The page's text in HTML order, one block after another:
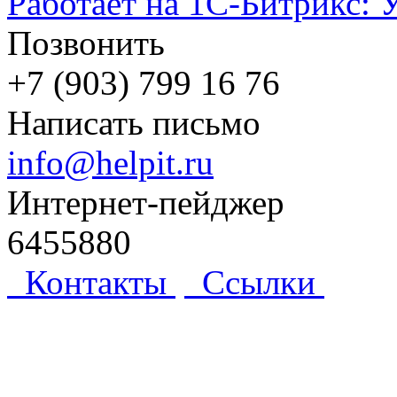
Позвонить
+7 (903) 799 16 76
Написать письмо
info@helpit.ru
Интернет-пейджер
6455880
Контакты
Ссылки